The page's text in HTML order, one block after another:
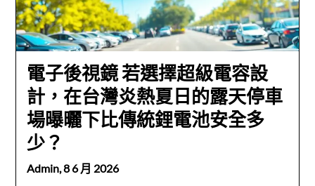
電子後視鏡 若選擇超級電容設
計，在台灣炎熱夏日的露天停車
場曝曬下比傳統鋰電池安全多
少？
Admin,8 6 月 2026